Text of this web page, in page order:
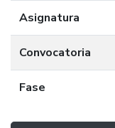
Asignatura
Convocatoria
Fase